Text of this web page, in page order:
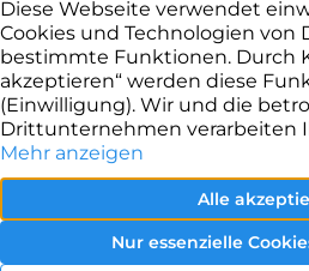
Lang & Ruppert Immobilien
in Fürth